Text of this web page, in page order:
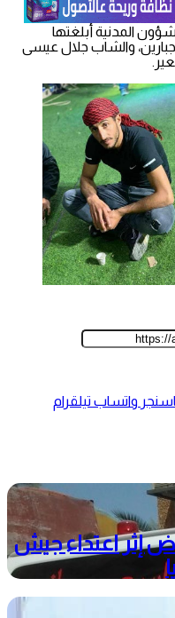
المدنية أبلغتها
والشاب جلال عيسى
واتساب تيلقرام
إثر اعتداء جيش